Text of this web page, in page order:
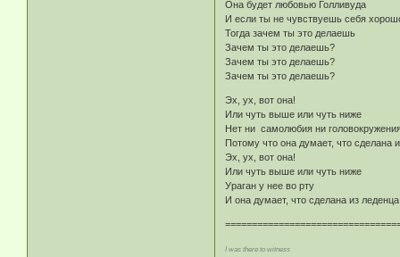
Она будет любовью Голливуда
И если ты не чувствуешь себя
Тогда зачем ты это делаешь
Зачем ты это делаешь?
Зачем ты это делаешь?
Зачем ты это делаешь?
Эх, ух, вот она!
Или чуть выше или чуть ниже
Нет ни самолюбия ни
Потому что она думает, что сделана
Эх, ух, вот она!
Или чуть выше или чуть ниже
Ураган у нее во рту
И она думает, что сделана из
I was there to witness